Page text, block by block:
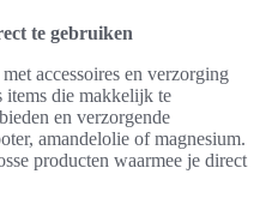
te gebruiken
accessoires en verzorging
items die makkelijk te
en verzorgende
amandelolie of magnesium.
producten waarmee je direct